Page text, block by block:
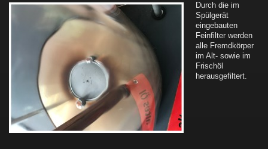
Durch die im
Spülgerät
eingebauten
Feinfilter werden
alle Fremdkörper
im Alt- sowie im
Frischöl
herausgefiltert.